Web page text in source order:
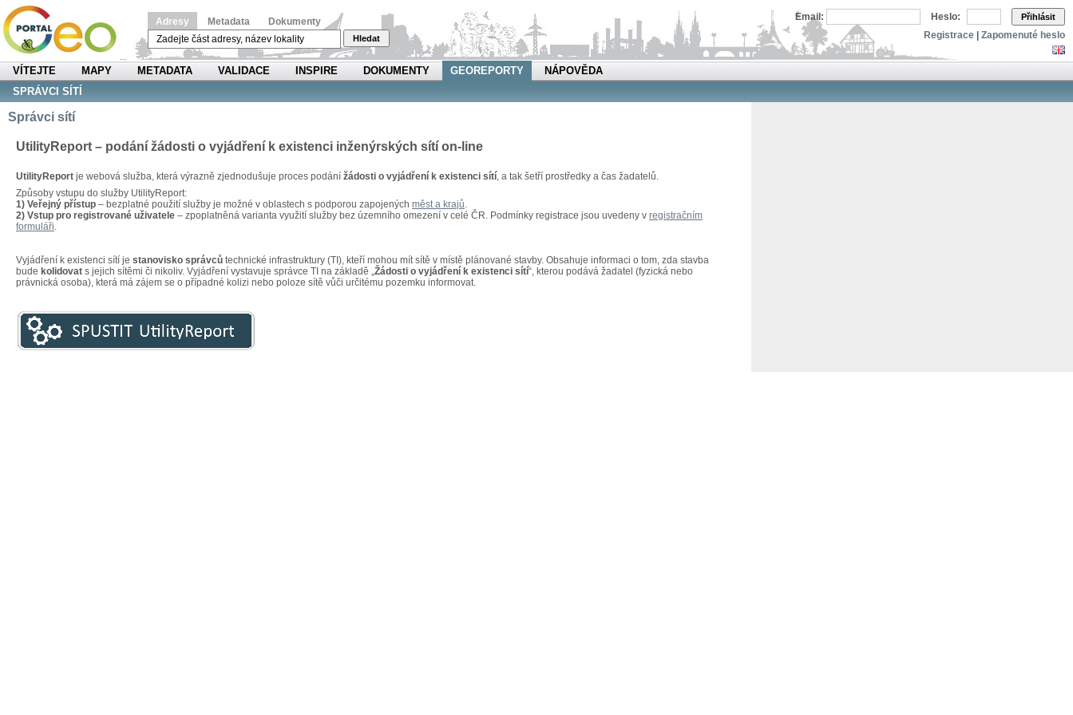
Adresy Metadata Dokumenty
Hledat
Email: Heslo: Přihlásit
Registrace Zapomenuté heslo
VÍTEJTE MAPY METADATA VALIDACE INSPIRE DOKUMENTY GEOREPORTY
NÁPOVĚDA
SPRÁVCI SÍTÍ
Správci sítí
UtilityReport – podání žádosti o vyjádření k existenci inženýrských sítí on-line
UtilityReport je webová služba, která výrazně zjednodušuje proces podání žádosti o vyjádření k existenci sítí, a tak šetří prostředky a čas žadatelů.
Způsoby vstupu do služby UtilityReport:
1) Veřejný přístup – bezplatné použití služby je možné v oblastech s podporou zapojených měst a krajů.
2) Vstup pro registrované uživatele – zpoplatněná varianta využití služby bez územního omezení v celé ČR. Podmínky registrace jsou uvedeny v registračním
formuláři.
Vyjádření k existenci sítí je stanovisko správců technické infrastruktury (TI), kteří mohou mít sítě v místě plánované stavby. Obsahuje informaci o tom, zda stavba
bude kolidovat s jejich sítěmi či nikoliv. Vyjádření vystavuje správce TI na základě „Žádosti o vyjádření k existenci sítí“, kterou podává žadatel (fyzická nebo
právnická osoba), která má zájem se o případné kolizi nebo poloze sítě vůči určitému pozemku informovat.